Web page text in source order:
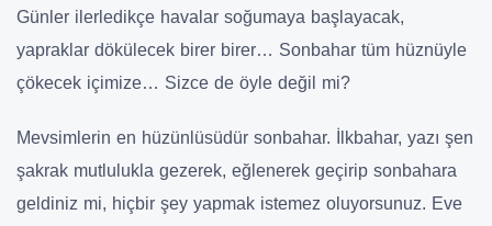
Günler ilerledikçe havalar soğumaya başlayacak,
yapraklar dökülecek birer birer… Sonbahar tüm hüznüyle
çökecek içimize… Sizce de öyle değil mi?
Mevsimlerin en hüzünlüsüdür sonbahar. İlkbahar, yazı şen
şakrak mutlulukla gezerek, eğlenerek geçirip sonbahara
geldiniz mi, hiçbir şey yapmak istemez oluyorsunuz. Eve